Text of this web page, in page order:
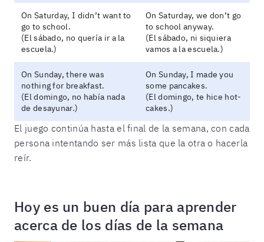
On Saturday, I didn’t want to
go to school.
(El sábado, no quería ir a la
escuela.)
On Saturday, we don’t go
to school anyway.
(El sábado, ni siquiera
vamos a la escuela.)
On Sunday, there was
nothing for breakfast.
(El domingo, no había nada
de desayunar.)
On Sunday, I made you
some pancakes.
(El domingo, te hice hot-
cakes.)
El juego continúa hasta el final de la semana, con cada
persona intentando ser más lista que la otra o hacerla
reír.
Hoy es un buen día para aprender
acerca de los días de la semana